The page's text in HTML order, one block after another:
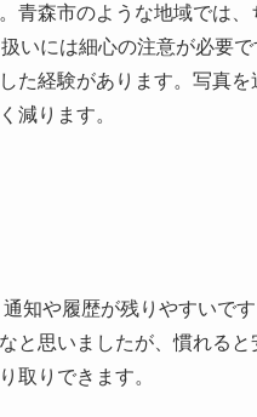
青森市のような地域では
いには細心の注意が必要
た経験があります。写真
減ります。
知や履歴が残りやすいで
と思いましたが、慣れる
取りできます。